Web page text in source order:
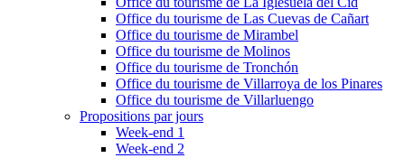
Office du tourisme de Las Cuevas de Cañart
Office du tourisme de Mirambel
Office du tourisme de Molinos
Office du tourisme de Tronchón
Office du tourisme de Villarroya de los Pinares
Office du tourisme de Villarluengo
Propositions par jours
Week-end 1
Week-end 2